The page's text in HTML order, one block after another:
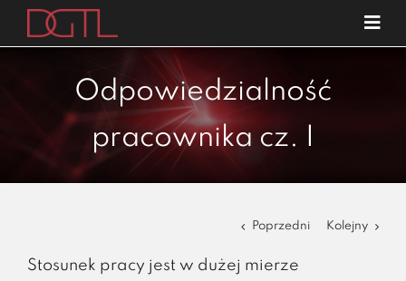
Przejdź
specjalizacje
publikacje
Odpowiedzialność
pracownika cz. I
Poprzedni Kolejny
Stosunek pracy jest w dużej mierze